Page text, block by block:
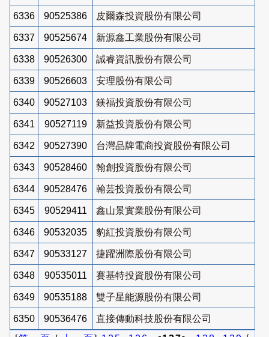
6336 90525386 皮爾森投資股份有限公司
6337 90525674 新源鑫工業股份有限公司
6338 90526300 誠睿資訊股份有限公司
6339 90526603 安理股份有限公司
6340 90527103 鎂福投資股份有限公司
6341 90527119 新益投資股份有限公司
6342 90527390 台灣品牌電商投資股份有限公司
6343 90528460 翰創投資股份有限公司
6344 90528476 翰芸投資股份有限公司
6345 90529411 鑫山景實業股份有限公司
6346 90532035 豹紅投資股份有限公司
6347 90533127 捷躍洲際股份有限公司
6348 90535011 賽基特投資股份有限公司
6349 90535188 雙子星能源股份有限公司
6350 90536476
直接傳動科技股份有限公司